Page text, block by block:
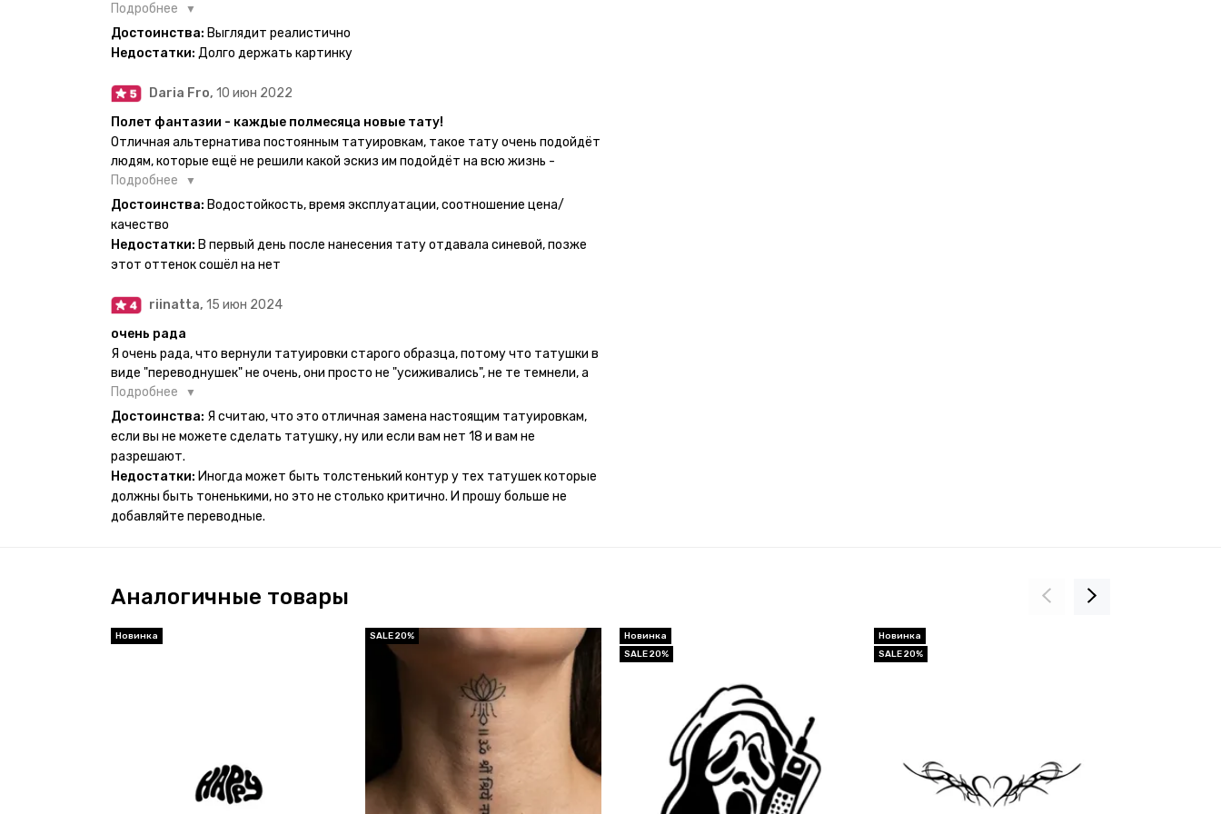
есть такая возможность. Муж смог сделать тату в нескольких местах одной
картинкой).
Подробнее
Достоинства: Выглядит реалистично
Недостатки: Долго держать картинку
Daria Fro, 10 июн 2022
Полет фантазии - каждые полмесяца новые тату!
Отличная альтернатива постоянным татуировкам, такое тату очень подойдёт
людям, которые ещё не решили какой эскиз им подойдёт на всю жизнь -
продукт еверинк держится на теле до 2 недель - после нанесения не нужно
бояться мочить такие тату, вода их так просто не смоет. К рисункам
прикладывается инструкция, но я предпочла другой способ нанесения -
оставила наклейку на теле на ночь, чтобы точно перестраховаться - на утро
эффект сразу же проявился. На неподвижных частях тела тату носится
рисунок начнёт стираться - водой спокойно можно убрать оставшийся контур.
Подробнее
Достоинства: Водостойкость, время эксплуатации, соотношение цена/
качество
Недостатки: В первый день после нанесения тату отдавала синевой, позже
этот оттенок сошёл на нет
riinatta, 15 июн 2024
очень рада
Я очень рада, что вернули татуировки старого образца, потому что татушки в
виде "переводнушек" не очень, они просто не "усиживались", не те темнели, а
после душа вообще слазили, вот недавно сделала фризби дог и он через сутки
проявился и все ещё держится!! ну а 4 звезды потому что у меня ещё очень
много переводных татуировок(
Подробнее
Достоинства: Я считаю, что это отличная замена настоящим татуировкам,
если вы не можете сделать татушку, ну или если вам нет 18 и вам не
разрешают.
Недостатки: Иногда может быть толстенький контур у тех татушек которые
должны быть тоненькими, но это не столько критично. И прошу больше не
добавляйте переводные.
Аналогичные товары
Новинка SALE 20%
Новинка
SALE 20%
Новинка
SALE 20%